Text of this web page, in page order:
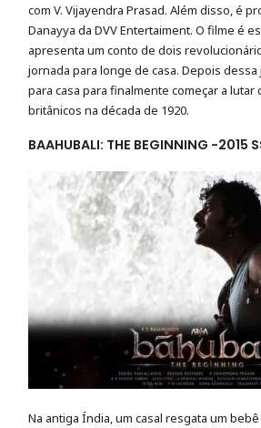
com V. Vijayendra Prasad. Além disso, é
Danayya da DVV Entertaiment. O filme é
apresenta um conto de dois
jornada para longe de casa. Depois
para casa para finalmente começar a lutar
britânicos na década de 1920.
BAAHUBALI: THE BEGINNING -2015
Na antiga Índia, um casal resgata um